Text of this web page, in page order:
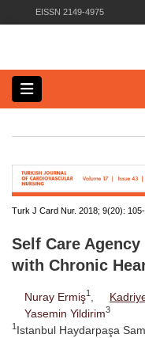
EISSN 2149-4975
Turk J Card Nur. 2018; 9(20):
Self Care
with Chronic
Nuray Ermiş1
Yasemin Yildirim3
1 Istanbul Haydarpaşa